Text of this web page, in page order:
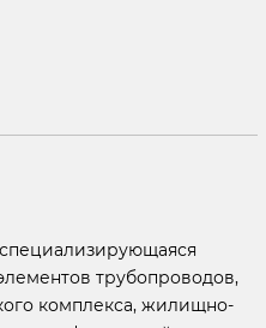
трубопроводов,
комплекса, жилищно-